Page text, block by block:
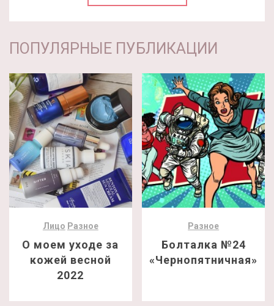
ПОПУЛЯРНЫЕ ПУБЛИКАЦИИ
Лицо Разное
О моем уходе за
кожей весной
2022
Разное
Болталка №24
«Чернопятничная»